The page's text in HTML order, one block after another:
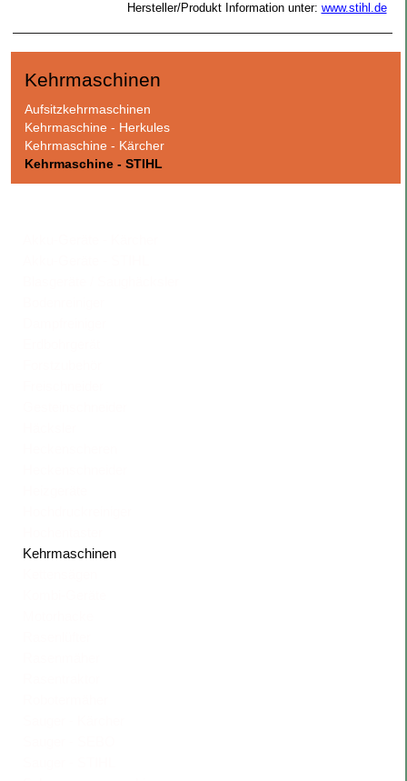
Hersteller/Produkt Information unter: www.stihl.de
Kehrmaschinen
Navigation
überspringen
Aufsitzkehrmaschinen
Kehrmaschine - Herkules
Kehrmaschine - Kärcher
Kehrmaschine - STIHL
Kehrmaschinen